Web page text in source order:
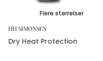
Flere størrelser
HH SIMONSEN
Dry Heat Protection